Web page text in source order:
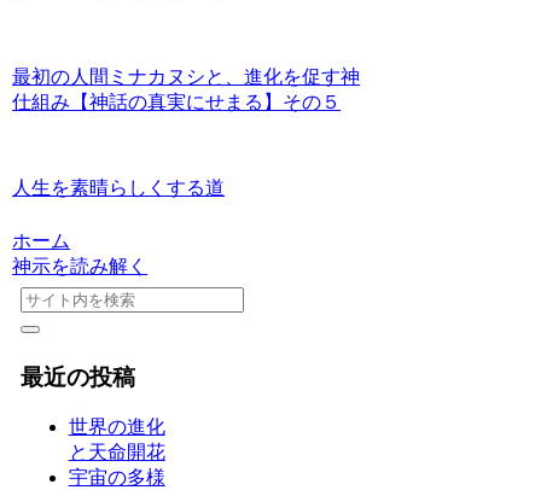
最初の人間ミナカヌシと、進化を促す神
仕組み【神話の真実にせまる】その５
人生を素晴らしくする道
ホーム
神示を読み解く
最近の投稿
世界の進化
と天命開花
宇宙の多様